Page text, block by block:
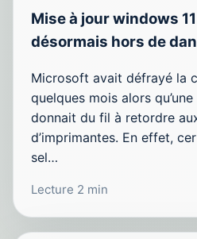
Mise à jour windows
désormais hors de
Microsoft avait défrayé la
quelques mois alors
donnait du fil à retordre
d’imprimantes. En effet,
sel…
Lecture 2 min